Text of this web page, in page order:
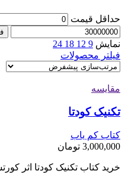
حداقل قیمت
نمایش 9
12
18
24
فیلتر محصولات
مقایسه
تکنیک کودتا
کتاب کم یاب
3,000,000 تومان
خرید کتاب تکنیک کودتا اثر